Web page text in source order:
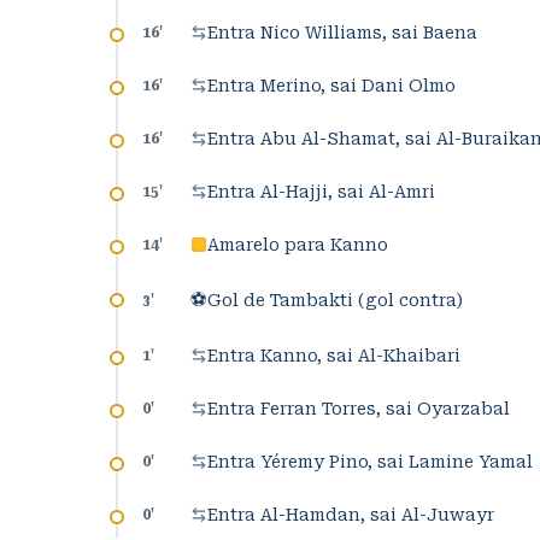
16' Entra Nico Williams, sai Baena
16' Entra Merino, sai Dani Olmo
16' Entra Abu Al-Shamat, sai Al-
15' Entra Al-Hajji, sai Al-Amri
14' Amarelo para Kanno
3' ⚽Gol de Tambakti (gol contra)
1' Entra Kanno, sai Al-Khaibari
0' Entra Ferran Torres, sai Oyarzabal
0' Entra Yéremy Pino, sai Lamine Yamal
0' Entra Al-Hamdan, sai Al-Juwayr